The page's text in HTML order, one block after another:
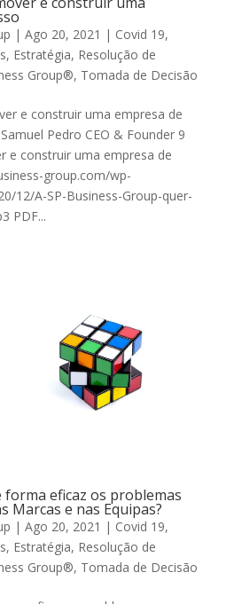
| Ago 20, 2021 | Covid 19,
, Estratégia, Resolução de
Group®, Tomada de Decisão
e construir uma empresa de
Pedro CEO & Founder 9
e construir uma empresa de
group.com/wp-
12/A-SP-Business-Group-quer-
PDF...
forma eficaz os problemas
Marcas e nas Equipas?
| Ago 20, 2021 | Covid 19,
, Estratégia, Resolução de
Group®, Tomada de Decisão